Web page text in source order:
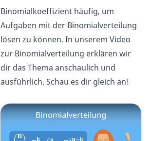
Binomialkoeffizient häufig, um
Aufgaben mit der Binomialverteilung
lösen zu können. In unserem Video
zur Binomialverteilung erklären wir
dir das Thema anschaulich und
ausführlich. Schau es dir gleich an!